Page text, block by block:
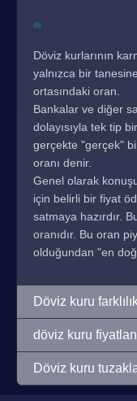
Döviz kurlarının
yalnızca bir
ortasındaki oran.
Bankalar ve diğer
dolayısıyla tek tip
gerçekte "gerçek"
oranı denir.
Genel olarak
için belirli bir fiyat
satmaya hazırdır.
oranıdır. Bu oran
olduğundan "en
Döviz kuru
döviz kuru
Döviz kuru